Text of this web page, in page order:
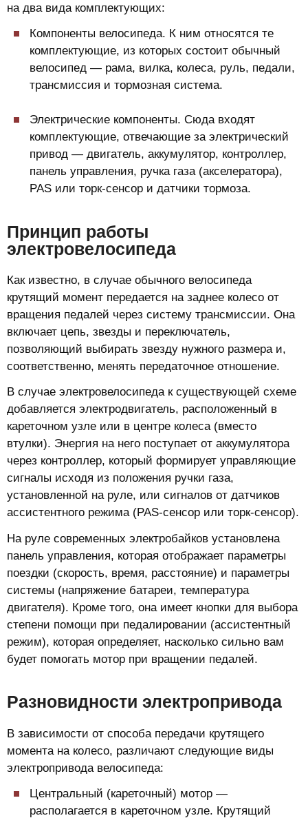
на два вида комплектующих:
Компоненты велосипеда. К ним относятся те
комплектующие, из которых состоит обычный
велосипед — рама, вилка, колеса, руль, педали,
трансмиссия и тормозная система.
Электрические компоненты. Сюда входят
комплектующие, отвечающие за электрический
привод — двигатель, аккумулятор, контроллер,
панель управления, ручка газа (акселератора),
PAS или торк-сенсор и датчики тормоза.
Принцип работы
электровелосипеда
Как известно, в случае обычного велосипеда
крутящий момент передается на заднее колесо от
вращения педалей через систему трансмиссии. Она
включает цепь, звезды и переключатель,
позволяющий выбирать звезду нужного размера и,
соответственно, менять передаточное отношение.
В случае электровелосипеда к существующей схеме
добавляется электродвигатель, расположенный в
кареточном узле или в центре колеса (вместо
втулки). Энергия на него поступает от аккумулятора
через контроллер, который формирует управляющие
сигналы исходя из положения ручки газа,
установленной на руле, или сигналов от датчиков
ассистентного режима (PAS-сенсор или торк-сенсор).
На руле современных электробайков установлена
панель управления, которая отображает параметры
поездки (скорость, время, расстояние) и параметры
системы (напряжение батареи, температура
двигателя). Кроме того, она имеет кнопки для выбора
степени помощи при педалировании (ассистентный
режим), которая определяет, насколько сильно вам
будет помогать мотор при вращении педалей.
Разновидности электропривода
В зависимости от способа передачи крутящего
момента на колесо, различают следующие виды
электропривода велосипеда:
Центральный (кареточный) мотор —
располагается в кареточном узле. Крутящий